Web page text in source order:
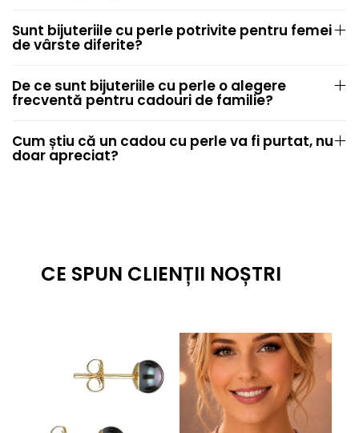
Sunt bijuteriile cu perle potrivite pentru femei
de vârste diferite?
De ce sunt bijuteriile cu perle o alegere
frecventă pentru cadouri de familie?
Cum știu că un cadou cu perle va fi purtat, nu
doar apreciat?
CE SPUN CLIENȚII NOȘTRI